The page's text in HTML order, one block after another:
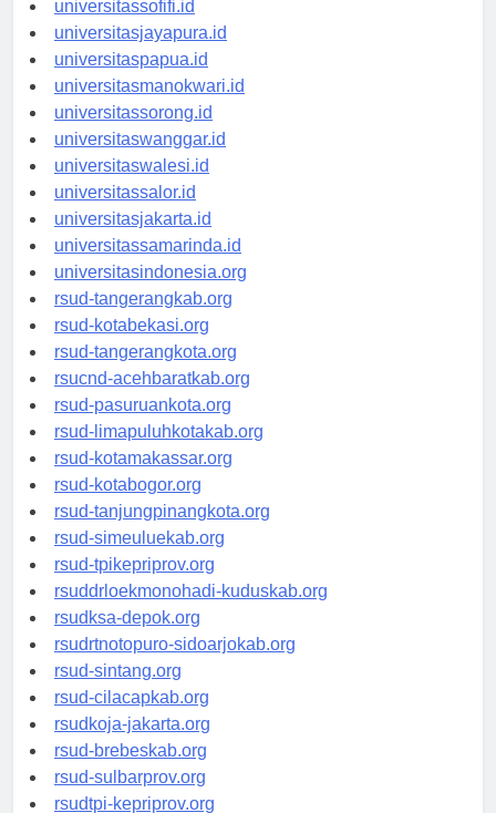
universitassofifi.id
universitasjayapura.id
universitaspapua.id
universitasmanokwari.id
universitassorong.id
universitaswanggar.id
universitaswalesi.id
universitassalor.id
universitasjakarta.id
universitassamarinda.id
universitasindonesia.org
rsud-tangerangkab.org
rsud-kotabekasi.org
rsud-tangerangkota.org
rsucnd-acehbaratkab.org
rsud-pasuruankota.org
rsud-limapuluhkotakab.org
rsud-kotamakassar.org
rsud-kotabogor.org
rsud-tanjungpinangkota.org
rsud-simeuluekab.org
rsud-tpikepriprov.org
rsuddrloekmonohadi-kuduskab.org
rsudksa-depok.org
rsudrtnotopuro-sidoarjokab.org
rsud-sintang.org
rsud-cilacapkab.org
rsudkoja-jakarta.org
rsud-brebeskab.org
rsud-sulbarprov.org